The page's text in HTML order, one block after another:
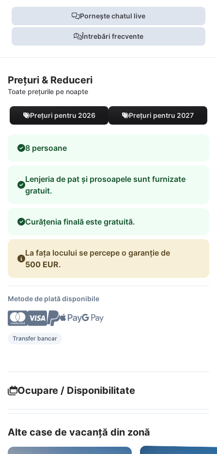
Pornește chatul live
Întrebări frecvente
Prețuri & Reduceri
Toate prețurile pe noapte
Prețuri pentru 2026 Prețuri pentru 2027
8 persoane
Lenjeria de pat și prosoapele sunt furnizate
gratuit.
Curățenia finală este gratuită.
La fața locului se percepe o garanție de
500 EUR.
Metode de plată disponibile
Transfer bancar
Ocupare / Disponibilitate
Alte case de vacanță din zonă